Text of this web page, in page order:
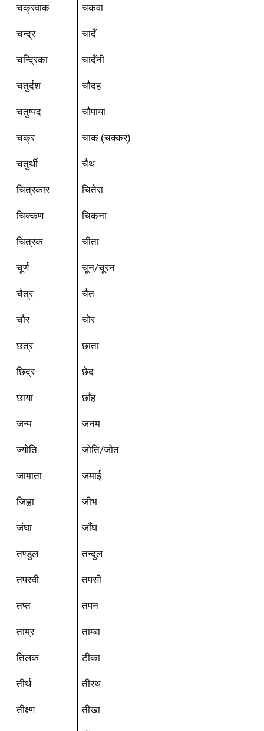
चक्रवाक चकवा
चन्द्र चादँ
चन्द्रिका चादँनी
चतुर्दश चौदह
चतुष्पद चौपाया
चक्र चाक (चक्कर)
चतुर्थी चैथ
चित्रकार चितेरा
चिक्कण चिकना
चित्रक चीता
चूर्ण चून/चूरन
चैत्र चैत
चौर चोर
छत्र छाता
छिद्र छेद
छाया छाँह
जन्म जनम
ज्योति जोति/जोत
जामाता जमाई
जिह्वा जीभ
जंघा जाँघ
तण्डुल तन्दुल
तपस्वी तपसी
तप्त तपन
ताम्र ताम्बा
तिलक टीका
तीर्थ तीरथ
तीक्ष्ण तीखा